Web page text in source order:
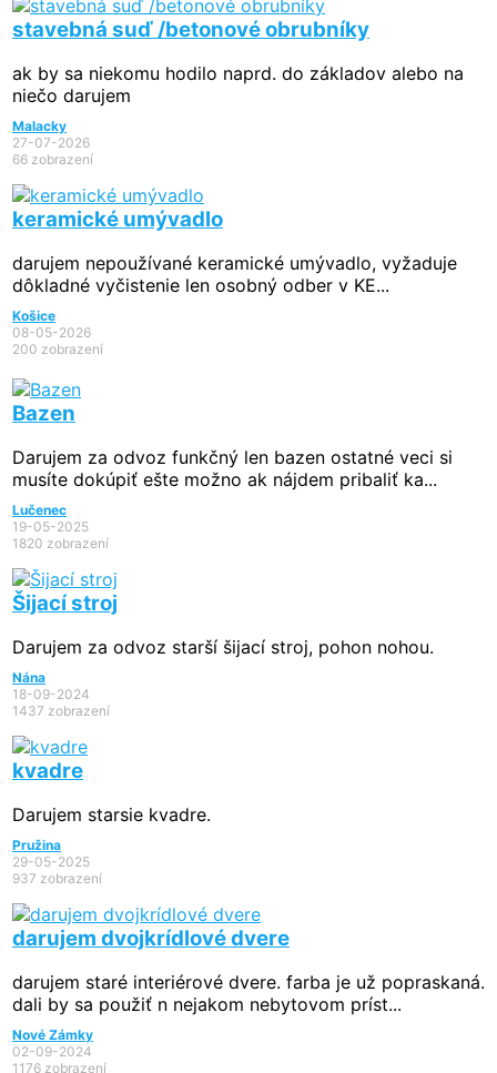
stavebná suď /betonové obrubníky
ak by sa niekomu hodilo naprd. do základov alebo na
niečo darujem
Malacky
27-07-2026
66 zobrazení
keramické umývadlo
darujem nepoužívané keramické umývadlo, vyžaduje
dôkladné vyčistenie len osobný odber v KE...
Košice
08-05-2026
200 zobrazení
Bazen
Darujem za odvoz funkčný len bazen ostatné veci si
musíte dokúpiť ešte možno ak nájdem pribaliť ka...
Lučenec
19-05-2025
1820 zobrazení
Šijací stroj
Darujem za odvoz starší šijací stroj, pohon nohou.
Nána
18-09-2024
1437 zobrazení
kvadre
Darujem starsie kvadre.
Pružina
29-05-2025
937 zobrazení
darujem dvojkrídlové dvere
darujem staré interiérové dvere. farba je už popraskaná.
dali by sa použiť n nejakom nebytovom príst...
Nové Zámky
02-09-2024
1176 zobrazení